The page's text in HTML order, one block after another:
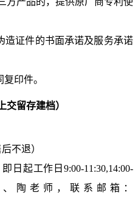
造证件的书面承诺及服务承诺
印件。
交留存建档）
不退）
日起工作日9:00-11:30,14:00-
陶老师，联系邮箱：